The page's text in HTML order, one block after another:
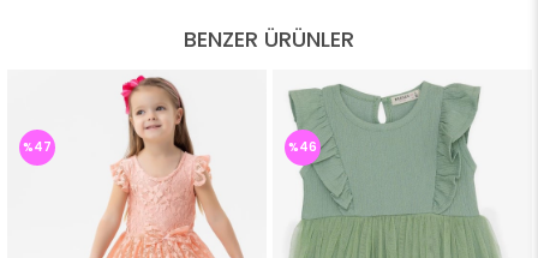
BENZER ÜRÜNLER
%47 %46